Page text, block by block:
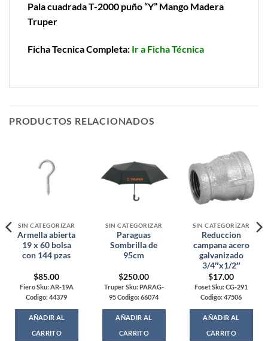
Pala cuadrada T-2000 puño “Y” Mango Madera
Truper
Ficha Tecnica Completa: Ir a Ficha Técnica
PRODUCTOS RELACIONADOS
SIN CATEGORIZAR
Armella abierta
19 x 60 bolsa
con 144 pzas
$85.00
Fiero Sku: AR-19A
Codigo: 44379
AÑADIR AL
CARRITO
SIN CATEGORIZAR
Paraguas
Sombrilla de
95cm
$250.00
Truper Sku: PARAG-
95 Codigo: 66074
AÑADIR AL
CARRITO
SIN CATEGORIZAR
Reduccion
campana acero
galvanizado
3/4″x1/2″
$17.00
Foset Sku: CG-291
Codigo: 47506
AÑADIR AL
CARRITO